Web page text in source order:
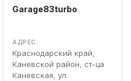
Garage83turbo
АДРЕС:
Краснодарский край,
Каневской район, ст-ца
Каневская, ул.